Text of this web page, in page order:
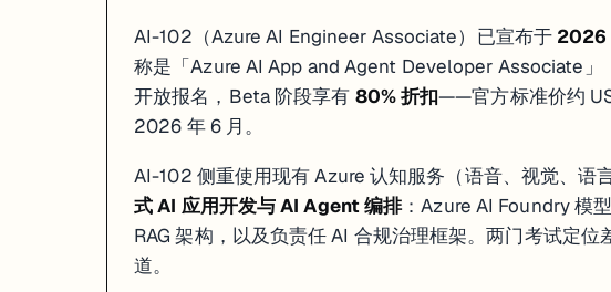
：Advisor 建议落地与预留实例计划
4 月还有 AI-200（预计取代 AZ-204，beta 原定 4 月 2 日）和 AI-103 Beta 同步上线
mscertquiz.com — Azure Exam Changes 2026·intunedin.net — AZ-
二、免费 / 限免课程
1. DeepLearning.AI × Snowflake：Building Multimodal Data Pipelines
：想把数据管道从结构化文本延伸到图片、音频、视频处理的数据工程师和 ML 工程
AI-102（Azure AI Engineer Associate）已宣布于 2026
称是「Azure AI App and Agent Developer Associate」
开放报名，Beta 阶段享有 80% 折扣——官方标准价约
2026 年 6 月。
AI-102 侧重使用现有 Azure 认知服务（语音、视觉、语
式 AI 应用开发与 AI Agent 编排：Azure AI Foundry 模
RAG 架构，以及负责任 AI 合规治理框架。两门考试定
道。